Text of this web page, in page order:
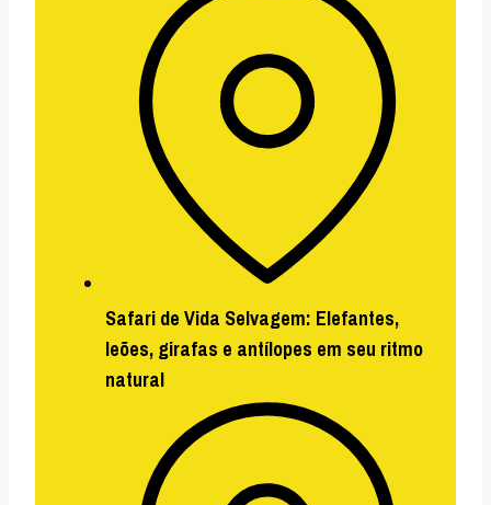
Safari de Vida Selvagem: Elefantes,
leões, girafas e antílopes em seu ritmo
natural